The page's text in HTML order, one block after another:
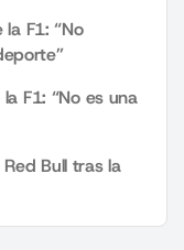
F1: “No
F1: “No es una
Bull tras la